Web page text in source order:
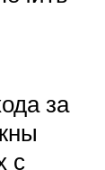
за
с